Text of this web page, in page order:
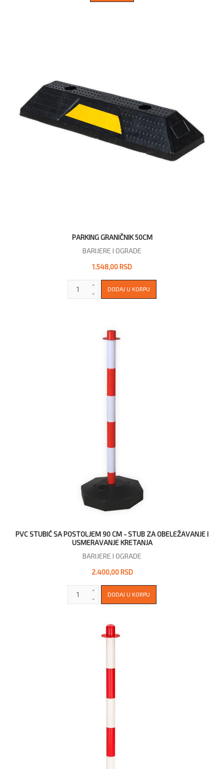
PARKING GRANIČNIK 50CM
BARIJERE I OGRADE
1.548,00 RSD
PVC STUBIĆ SA POSTOLJEM 90 CM - STUB ZA OBELEŽAVANJE I
USMERAVANJE KRETANJA
BARIJERE I OGRADE
2.400,00 RSD